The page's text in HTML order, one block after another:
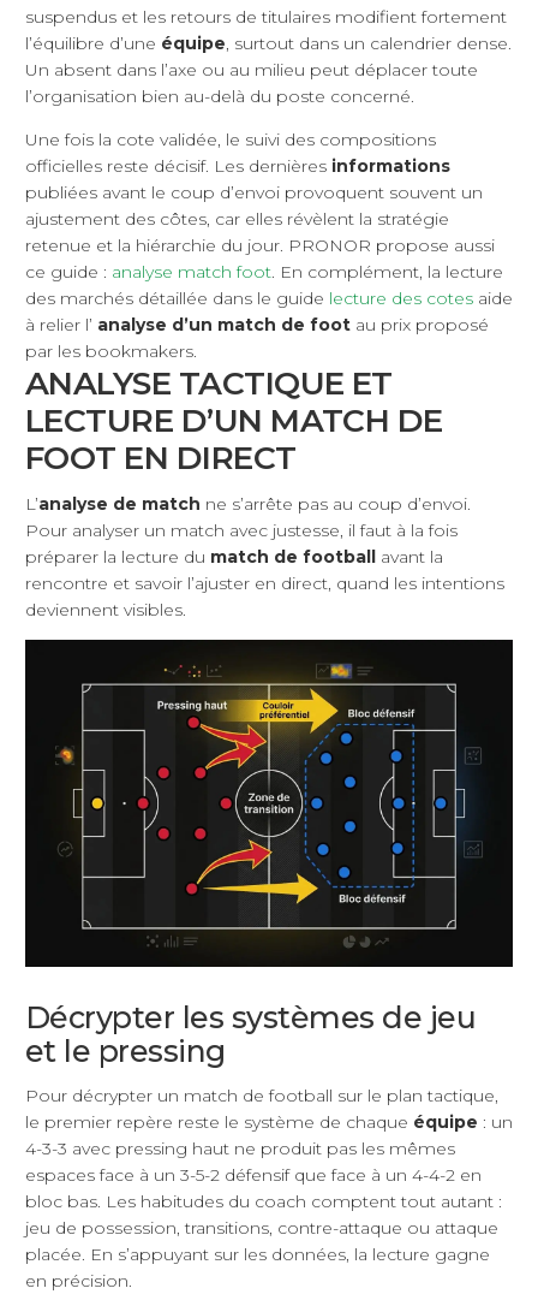
suspendus et les retours de titulaires modifient fortement
l’équilibre d’une équipe, surtout dans un calendrier dense.
Un absent dans l’axe ou au milieu peut déplacer toute
l’organisation bien au-delà du poste concerné.
Une fois la cote validée, le suivi des compositions
officielles reste décisif. Les dernières informations
publiées avant le coup d’envoi provoquent souvent un
ajustement des côtes, car elles révèlent la stratégie
retenue et la hiérarchie du jour. PRONOR propose aussi
ce guide : analyse match foot. En complément, la lecture
des marchés détaillée dans le guide lecture des cotes aide
à relier l’ analyse d’un match de foot au prix proposé
par les bookmakers.
ANALYSE TACTIQUE ET
LECTURE D’UN MATCH DE
FOOT EN DIRECT
L’analyse de match ne s’arrête pas au coup d’envoi.
Pour analyser un match avec justesse, il faut à la fois
préparer la lecture du match de football avant la
rencontre et savoir l’ajuster en direct, quand les intentions
deviennent visibles.
Décrypter les systèmes de jeu
et le pressing
Pour décrypter un match de football sur le plan tactique,
le premier repère reste le système de chaque équipe : un
4-3-3 avec pressing haut ne produit pas les mêmes
espaces face à un 3-5-2 défensif que face à un 4-4-2 en
bloc bas. Les habitudes du coach comptent tout autant :
jeu de possession, transitions, contre-attaque ou attaque
placée. En s’appuyant sur les données, la lecture gagne
en précision.